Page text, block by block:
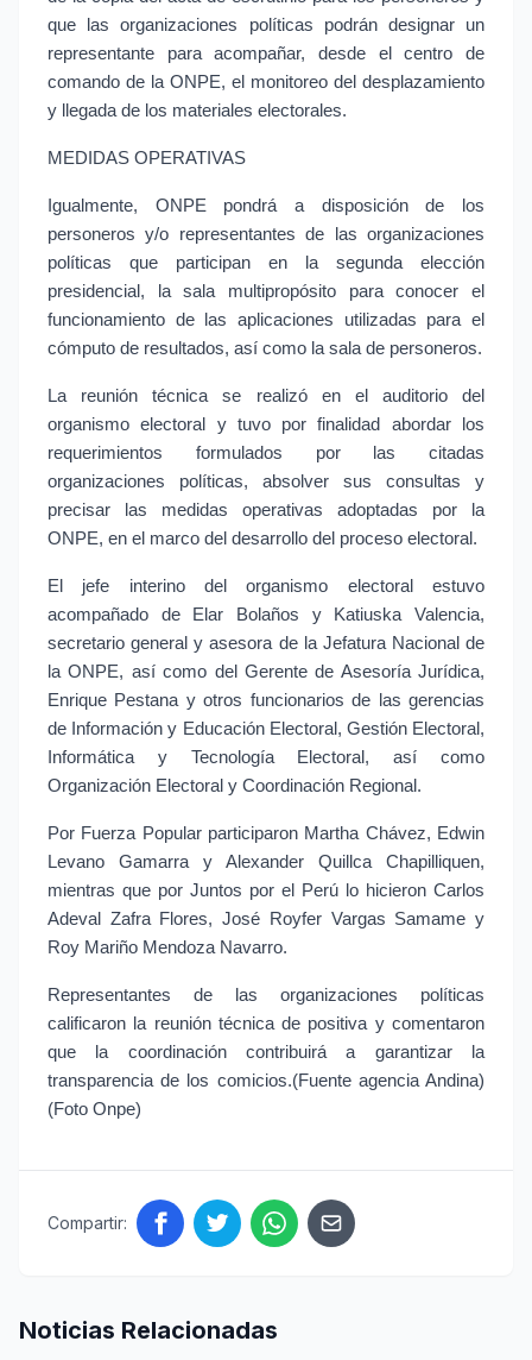
que las organizaciones políticas podrán designar un
representante para acompañar, desde el centro de
comando de la ONPE, el monitoreo del desplazamiento
y llegada de los materiales electorales.
MEDIDAS OPERATIVAS
Igualmente, ONPE pondrá a disposición de los
personeros y/o representantes de las organizaciones
políticas que participan en la segunda elección
presidencial, la sala multipropósito para conocer el
funcionamiento de las aplicaciones utilizadas para el
cómputo de resultados, así como la sala de personeros.
La reunión técnica se realizó en el auditorio del
organismo electoral y tuvo por finalidad abordar los
requerimientos formulados por las citadas
organizaciones políticas, absolver sus consultas y
precisar las medidas operativas adoptadas por la
ONPE, en el marco del desarrollo del proceso electoral.
El jefe interino del organismo electoral estuvo
acompañado de Elar Bolaños y Katiuska Valencia,
secretario general y asesora de la Jefatura Nacional de
la ONPE, así como del Gerente de Asesoría Jurídica,
Enrique Pestana y otros funcionarios de las gerencias
de Información y Educación Electoral, Gestión Electoral,
Informática y Tecnología Electoral, así como
Organización Electoral y Coordinación Regional.
Por Fuerza Popular participaron Martha Chávez, Edwin
Levano Gamarra y Alexander Quillca Chapilliquen,
mientras que por Juntos por el Perú lo hicieron Carlos
Adeval Zafra Flores, José Royfer Vargas Samame y
Roy Mariño Mendoza Navarro.
Representantes de las organizaciones políticas
calificaron la reunión técnica de positiva y comentaron
que la coordinación contribuirá a garantizar la
transparencia de los comicios.(Fuente agencia Andina)
(Foto Onpe)
Compartir:
Noticias Relacionadas